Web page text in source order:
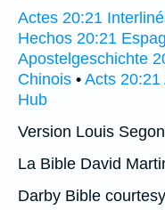
Actes 20:21
Hechos 20:21
Apostelgeschichte
Chinois • Acts 20:21
Hub
Version Louis
La Bible David
Darby Bible